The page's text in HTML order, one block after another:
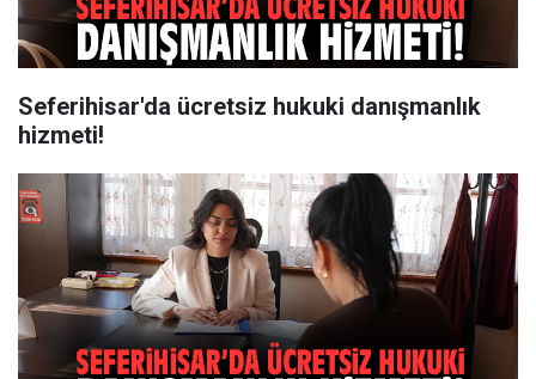
Seferihisar'da ücretsiz hukuki danışmanlık
hizmeti!